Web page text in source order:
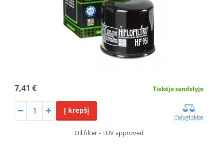
7,41 € Tiekėjo sandelyje
Į krepšį
Palyginkite
Oil filter - TÜV approved